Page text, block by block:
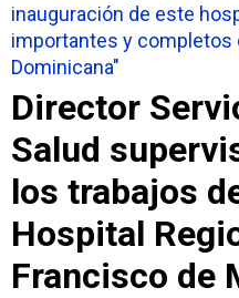
inauguración de este
importantes y completos
Dominicana"
Director
Salud
los trabajos
Hospital
Francisco de